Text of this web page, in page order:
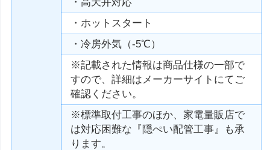
・ホットスタート
・冷房外気（-5℃）
※記載された情報は商品仕様の一部で
すので、詳細はメーカーサイトにてご
確認ください。
※標準取付工事のほか、家電量販店で
は対応困難な『隠ぺい配管工事』も承
ります。